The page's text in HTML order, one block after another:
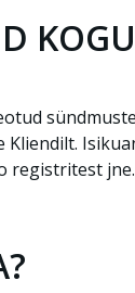
registritest jne.